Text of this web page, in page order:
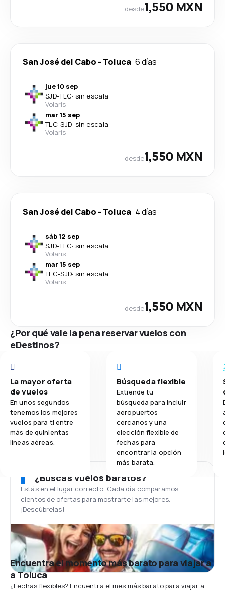
desde1,550 MXN
San José del Cabo - Toluca 6 días
jue 10 sep
SJD-TLC· sin escala
Volaris
mar 15 sep
TLC-SJD· sin escala
Volaris
desde1,550 MXN
San José del Cabo - Toluca 4 días
sáb 12 sep
SJD-TLC· sin escala
Volaris
mar 15 sep
TLC-SJD· sin escala
Volaris
desde1,550 MXN
¿Por qué vale la pena reservar vuelos con
eDestinos?
La mayor oferta
de vuelos
En unos segundos
tenemos los mejores
vuelos para ti entre
más de quinientas
líneas aéreas.
Búsqueda flexible
Extiende tu
búsqueda para incluir
aeropuertos
cercanos y una
elección flexible de
fechas para
encontrar la opción
más barata.
¿Buscas vuelos baratos?
Estás en el lugar correcto. Cada día comparamos
cientos de ofertas para mostrarte las mejores.
¡Descúbrelas!
Encuentra el momento más barato para viajar a
a Toluca
¿Fechas flexibles? Encuentra el mes más barato para viajar a